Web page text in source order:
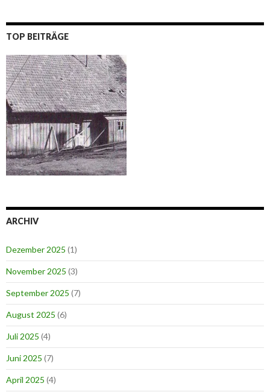
TOP BEITRÄGE
ARCHIV
Dezember 2025 (1)
November 2025 (3)
September 2025 (7)
August 2025 (6)
Juli 2025 (4)
Juni 2025 (7)
April 2025 (4)